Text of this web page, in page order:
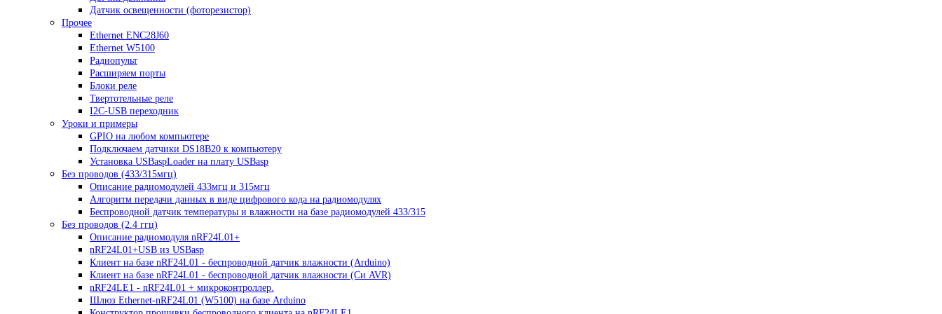
Датчик освещенности (фоторезистор)
Прочее
Ethernet ENC28J60
Ethernet W5100
Радиопульт
Расширяем порты
Блоки реле
Твертотельные реле
I2C-USB переходник
Уроки и примеры
GPIO на любом компьютере
Подключаем датчики DS18B20 к компьютеру
Установка USBaspLoader на плату USBasp
Без проводов (433/315мгц)
Описание радиомодулей 433мгц и 315мгц
Алгоритм передачи данных в виде цифрового кода на радиомодулях
Беспроводной датчик температуры и влажности на базе радиомодулей 433/315
Без проводов (2.4 ггц)
Описание радиомодуля nRF24L01+
nRF24L01+USB из USBasp
Клиент на базе nRF24L01 - беспроводной датчик влажности (Arduino)
Клиент на базе nRF24L01 - беспроводной датчик влажности (Си AVR)
nRF24LE1 - nRF24L01 + микроконтроллер.
Шлюз Ethernet-nRF24L01 (W5100) на базе Arduino